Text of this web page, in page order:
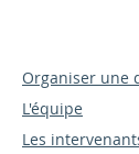
Organiser une
L'équipe
Les